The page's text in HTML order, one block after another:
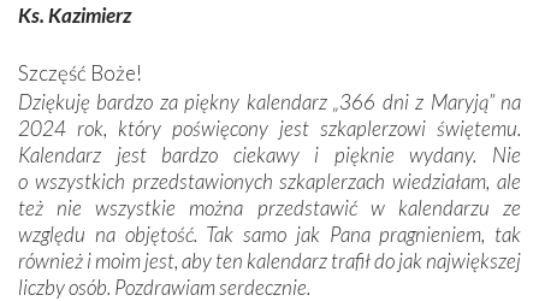
Ks. Kazimierz
Szczęść Boże!
Dziękuję bardzo za piękny kalendarz „366 dni z Maryją” na
2024 rok, który poświęcony jest szkaplerzowi świętemu.
Kalendarz jest bardzo ciekawy i pięknie wydany. Nie
o wszystkich przedstawionych szkaplerzach wiedziałam, ale
też nie wszystkie można przedstawić w kalendarzu ze
względu na objętość. Tak samo jak Pana pragnieniem, tak
również i moim jest, aby ten kalendarz trafił do jak największej
liczby osób. Pozdrawiam serdecznie.